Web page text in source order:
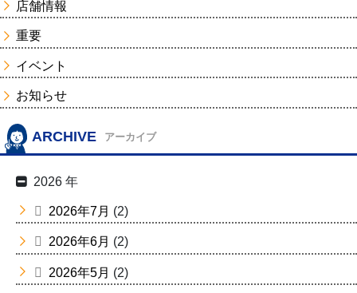
店舗情報
重要
イベント
お知らせ
ARCHIVE アーカイブ
2026 年
2026年7月 (2)
2026年6月 (2)
2026年5月 (2)